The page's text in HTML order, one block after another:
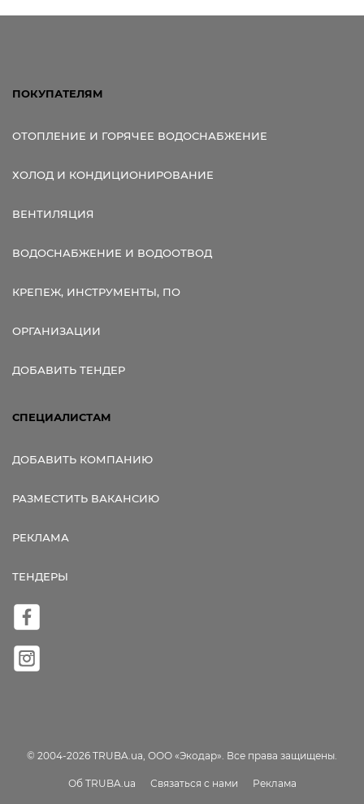
ПОКУПАТЕЛЯМ
ОТОПЛЕНИЕ И ГОРЯЧЕЕ ВОДОСНАБЖЕНИЕ
ХОЛОД И КОНДИЦИОНИРОВАНИЕ
ВЕНТИЛЯЦИЯ
ВОДОСНАБЖЕНИЕ И ВОДООТВОД
КРЕПЕЖ, ИНСТРУМЕНТЫ, ПО
ОРГАНИЗАЦИИ
ДОБАВИТЬ ТЕНДЕР
СПЕЦИАЛИСТАМ
ДОБАВИТЬ КОМПАНИЮ
РАЗМЕСТИТЬ ВАКАНСИЮ
РЕКЛАМА
ТЕНДЕРЫ
© 2004-2026 TRUBA.ua, ООО «Экодар». Все права защищены.
Об TRUBA.ua Связаться с нами Реклама